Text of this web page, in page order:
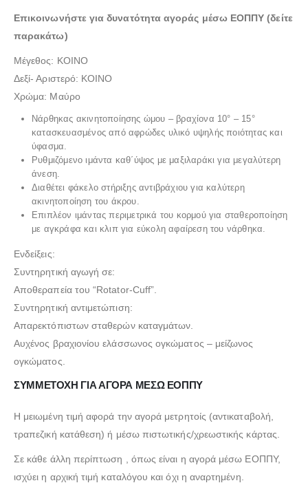
Επικοινωνήστε για δυνατότητα αγοράς μέσω ΕΟΠΠΥ (δείτε
παρακάτω)
Μέγεθος: ΚΟΙΝΟ
Δεξί- Αριστερό: ΚΟΙΝΟ
Χρώμα: Μαύρο
Νάρθηκας ακινητοποίησης ώμου – βραχίονα 10° – 15°
κατασκευασμένος από αφρώδες υλικό υψηλής ποιότητας και
ύφασμα.
Ρυθμιζόμενο ιμάντα καθ΄ύψος με μαξιλαράκι για μεγαλύτερη
άνεση.
Διαθέτει φάκελο στήριξης αντιβράχιου για καλύτερη
ακινητοποίηση του άκρου.
Επιπλέον ιμάντας περιμετρικά του κορμού για σταθεροποίηση
με αγκράφα και κλιπ για εύκολη αφαίρεση του νάρθηκα.
Ενδείξεις:
Συντηρητική αγωγή σε:
Αποθεραπεία του “Rotator-Cuff”.
Συντηρητική αντιμετώπιση:
Απαρεκτόπιστων σταθερών καταγμάτων.
Αυχένος βραχιονίου ελάσσωνος ογκώματος – μείζωνος
ογκώματος.
ΣΥΜΜΕΤΟΧΗ ΓΙΑ ΑΓΟΡΑ ΜΕΣΩ ΕΟΠΠΥ
Η μειωμένη τιμή αφορά την αγορά μετρητοίς (αντικαταβολή,
τραπεζική κατάθεση) ή μέσω πιστωτικής/χρεωστικής κάρτας.
Σε κάθε άλλη περίπτωση , όπως είναι η αγορά μέσω ΕΟΠΠΥ,
ισχύει η αρχική τιμή καταλόγου και όχι η αναρτημένη.